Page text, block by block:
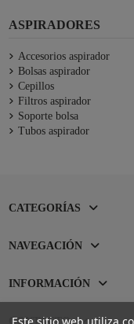
ASPIRADORES
Accesorios aspirador
Bolsas aspirador
Cepillos
Filtros aspirador
Soporte bolsa
Tubos aspirador
CATEGORÍAS
NAVEGACIÓN
INFORMACIÓN
CONTACTO